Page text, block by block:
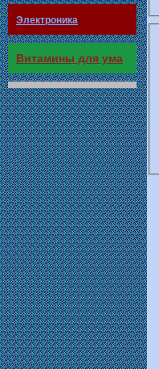
Электроника
Витамины для ума